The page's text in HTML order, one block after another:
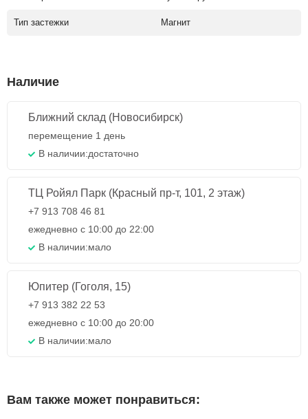
Тип застежки Магнит
Наличие
Ближний склад (Новосибирск)
перемещение 1 день
В наличии:достаточно
ТЦ Ройял Парк (Красный пр-т, 101, 2 этаж)
+7 913 708 46 81
ежедневно с 10:00 до 22:00
В наличии:мало
Юпитер (Гоголя, 15)
+7 913 382 22 53
ежедневно с 10:00 до 20:00
В наличии:мало
Вам также может понравиться: